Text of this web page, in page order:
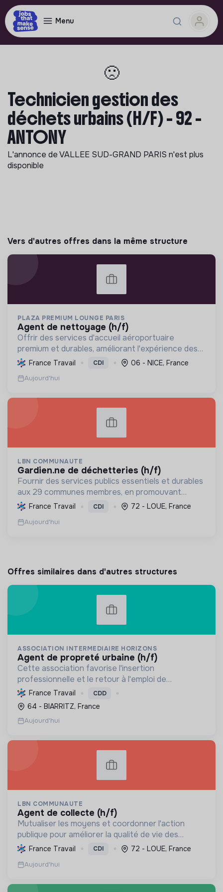
Menu
🙁
Technicien gestion des
déchets urbains (H/F) - 92 -
ANTONY
L'annonce deVALLEE SUD-GRAND PARIS n'est plus
disponible
Vers d'autres offres dans la même structure
PLAZA PREMIUM LOUNGE PARIS
agent de nettoyage (h/f)
Offrir des services d'accueil aéroportuaire
premium et durables, améliorant l'expérience des
voyageurs tout en réduisant l'impact
environnemental et en favorisant l'inclusion et les
économies locales.
France Travail CDI 06 - NICE, France
Aujourd'hui
LBN COMMUNAUTE
gardien.ne de déchetteries (h/f)
Fournir des services publics essentiels et durables
aux 29 communes membres, en promouvant
l'écologie, l'inclusion sociale, le bien-être et le
développement local.
France Travail CDI 72 - LOUE, France
Aujourd'hui
Offres similaires dans d'autres structures
ASSOCIATION INTERMEDIAIRE HORIZONS
agent de propreté urbaine (h/f)
Cette association favorise l'insertion
professionnelle et le retour à l'emploi de
personnes en difficulté. Elle les accompagne,
développe leurs compétences et leur offre une
expérience terrain, contri...
France Travail CDD
64 - BIARRITZ, France
Aujourd'hui
LBN COMMUNAUTE
agent de collecte (h/f)
Mutualiser les moyens et coordonner l'action
publique pour améliorer la qualité de vie des
habitants à travers des services essentiels, le
développement économique et la préservation de
l'environnemen...
France Travail CDI 72 - LOUE, France
Aujourd'hui